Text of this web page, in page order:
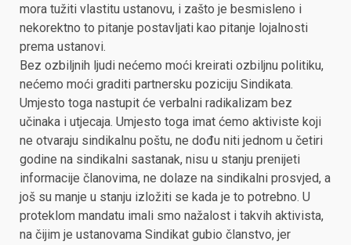
mora tužiti vlastitu ustanovu, i zašto je besmisleno i
nekorektno to pitanje postavljati kao pitanje lojalnosti
prema ustanovi.
Bez ozbiljnih ljudi nećemo moći kreirati ozbiljnu politiku,
nećemo moći graditi partnersku poziciju Sindikata.
Umjesto toga nastupit će verbalni radikalizam bez
učinaka i utjecaja. Umjesto toga imat ćemo aktiviste koji
ne otvaraju sindikalnu poštu, ne dođu niti jednom u četiri
godine na sindikalni sastanak, nisu u stanju prenijeti
informacije članovima, ne dolaze na sindikalni prosvjed, a
još su manje u stanju izložiti se kada je to potrebno. U
proteklom mandatu imali smo nažalost i takvih aktivista,
na čijim je ustanovama Sindikat gubio članstvo, jer